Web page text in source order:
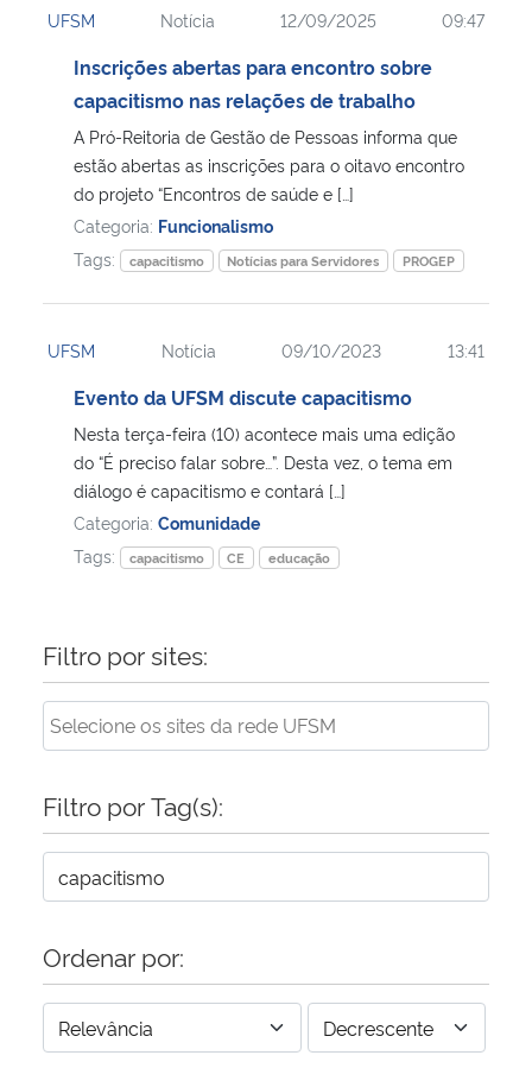
Ministério da Cidadania
Ministério da Saúde
Ministério de Minas e Energia
Ministério da Ciência, Tecnologia, Inovações e Comunicações
Ministério do Meio Ambiente
Ministério do Desenvolvimento Regional
Controladoria-Geral da União
Ministério da Mulher, da Família e dos Direitos Humanos
Secretaria de Governo
Banco Central do Brasil
Planalto
UFSM Notícia 12/09/2025 09:47
Inscrições abertas para encontro sobre
capacitismo nas relações de trabalho
A Pró-Reitoria de Gestão de Pessoas informa que
estão abertas as inscrições para o oitavo encontro
do projeto “Encontros de saúde e […]
Categoria: Funcionalismo
Tags:
capacitismo Notícias para Servidores PROGEP
UFSM Notícia 09/10/2023 13:41
Evento da UFSM discute capacitismo
Nesta terça-feira (10) acontece mais uma edição
do “É preciso falar sobre…”. Desta vez, o tema em
diálogo é capacitismo e contará […]
Categoria: Comunidade
Tags:
capacitismo CE educação
Filtro por sites:
Filtro por Tag(s):
Ordenar por: